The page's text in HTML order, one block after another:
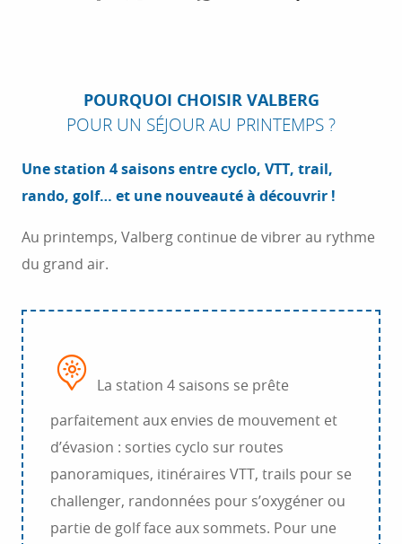
POURQUOI CHOISIR VALBERG
POUR UN SÉJOUR AU PRINTEMPS ?
Une station 4 saisons entre cyclo, VTT, trail,
rando, golf… et une nouveauté à découvrir !
Au printemps, Valberg continue de vibrer au rythme
du grand air.
La station 4 saisons se prête
parfaitement aux envies de mouvement et
d’évasion : sorties cyclo sur routes
panoramiques, itinéraires VTT, trails pour se
challenger, randonnées pour s’oxygéner ou
partie de golf face aux sommets. Pour une